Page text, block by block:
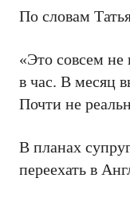
По словам
«Это совсем не
в час. В месяц
Почти не
В планах
переехать в